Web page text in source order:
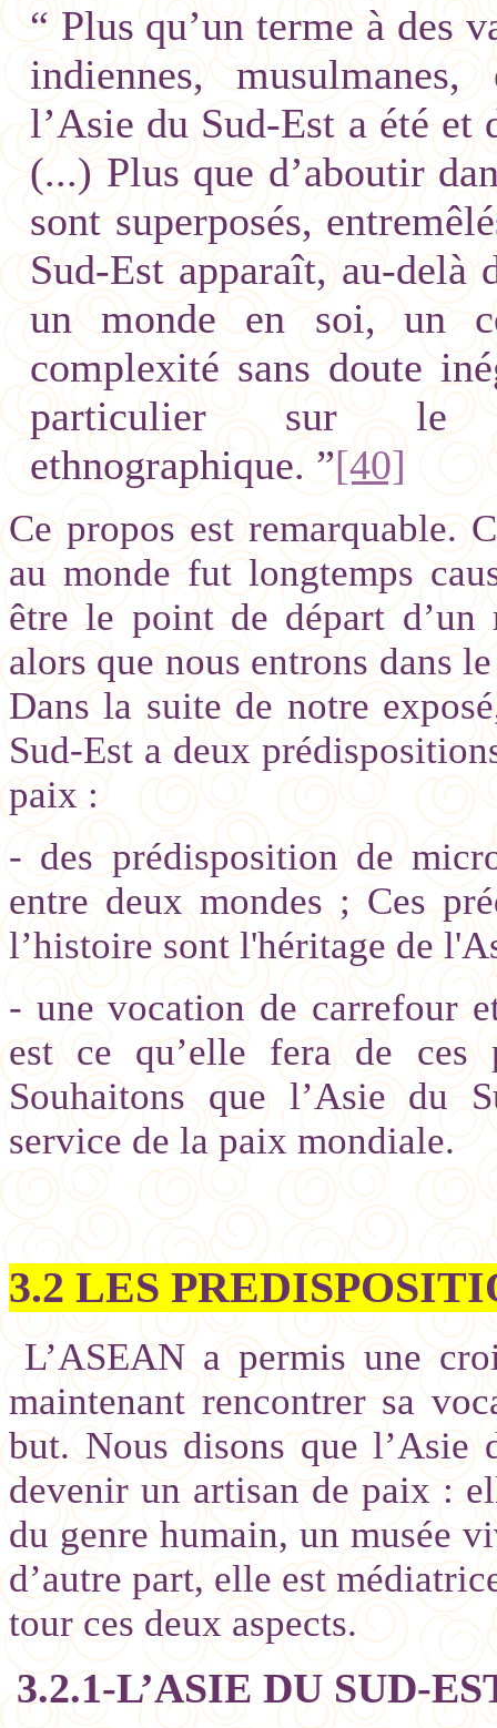
“ Plus qu’un terme à des
indiennes, musulmanes,
l’Asie du Sud-Est a été et
(...) Plus que d’aboutir
sont superposés,
Sud-Est apparaît, au-delà
un monde en soi,
un
complexité sans doute
particulier sur le
ethnographique. ”[40]
Ce propos est remarquable.
au monde fut longtemps
être le point de départ
alors que nous entrons dans
Dans la suite de notre
Sud-Est a deux
paix :
- des prédisposition de
entre deux mondes ; Ces
l’histoire sont l'héritage de
- une vocation de carrefour
est ce qu’elle fera de ces
Souhaitons que l’Asie du
service de la paix mondiale.
3.2 LES
L’ASEAN a permis une
maintenant rencontrer sa
but. Nous disons que l’Asie
devenir un artisan de paix :
du genre humain, un musée
d’autre part, elle est
tour ces deux aspects.
3.2.1-L’ASIE DU SUD-